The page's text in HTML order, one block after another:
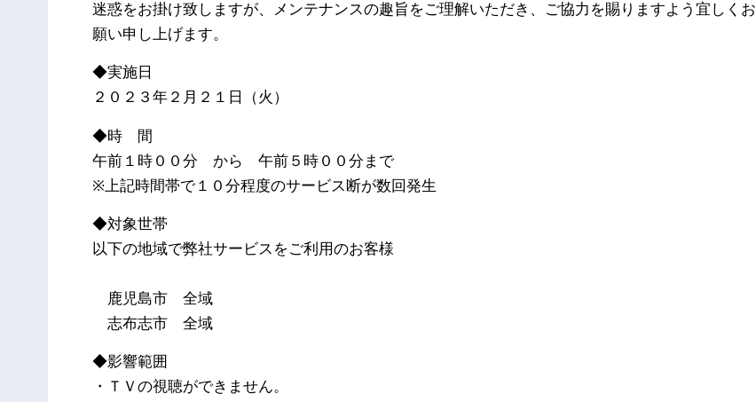
迷惑をお掛け致しますが、メンテナンスの趣旨をご理解いただき、ご協力を賜りますよう宜しくお
願い申し上げます。
◆実施日
２０２３年２月２１日（火）
◆時 間
午前１時００分 から 午前５時００分まで
※上記時間帯で１０分程度のサービス断が数回発生
◆対象世帯
以下の地域で弊社サービスをご利用のお客様
鹿児島市 全域
志布志市 全域
◆影響範囲
・ＴＶの視聴ができません。